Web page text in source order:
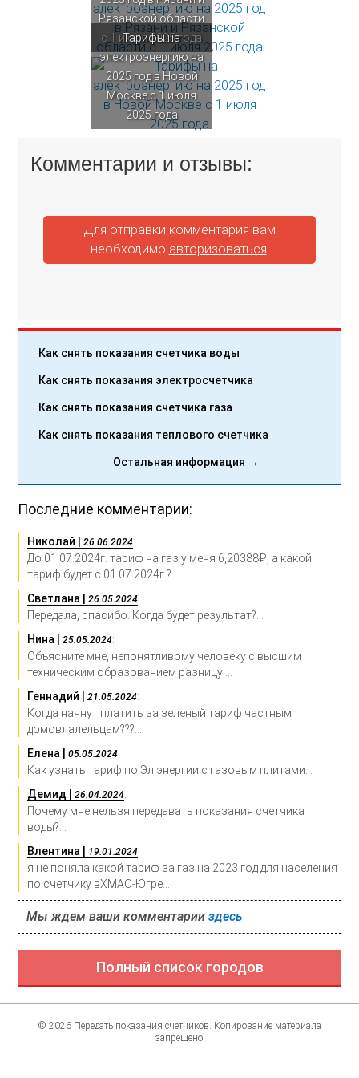
Рязанской области
с 1 июля 2025 года
Тарифы на
электроэнергию на
2025 год в Новой
Москве с 1 июля
2025 года
Комментарии и отзывы:
Для отправки комментария вам
необходимо авторизоваться
Как снять показания счетчика воды
Как снять показания электросчетчика
Как снять показания счетчика газа
Как снять показания теплового счетчика
Остальная информация →
Последние комментарии:
Николай |26.06.2024:
До 01.07.2024г. тариф на газ у меня 6,20388₽, а какой
тариф будет с 01.07.2024г.?...
Светлана |26.05.2024:
Передала, спасибо. Когда будет результат?...
Нина |25.05.2024:
Объясните мне, непонятливому человеку с высшим
техническим образованием разницу ...
Геннадий |21.05.2024:
Когда начнут платить за зеленый тариф частным
домовлалельцам???...
Елена |05.05.2024:
Как узнать тариф по Эл.энергии с газовым плитами...
Демид |26.04.2024:
Почему мне нельзя передавать показания счетчика
воды?...
Влентина | 19.01.2024:
я не поняла,какой тариф за газ на 2023 год для населения
по счетчику вХМАО-Югре...
Мы ждем ваши комментарииздесь
Полный список городов
© 2026 Передать показания счетчиков. Копирование материала
запрещено.